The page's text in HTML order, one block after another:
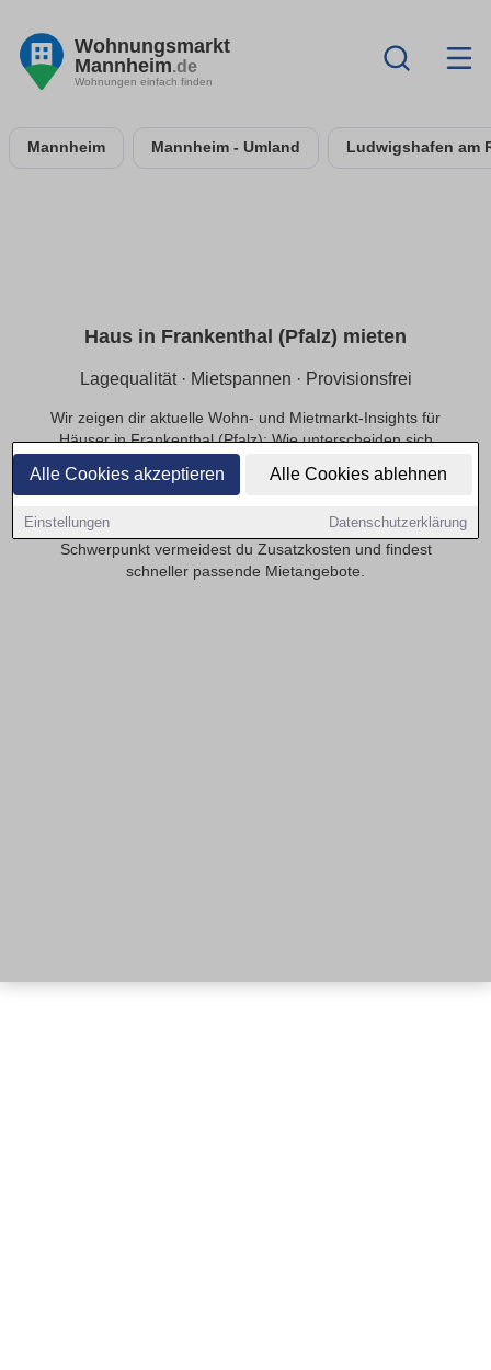
Alle Cookies akzeptieren Alle Cookies ablehnen
Einstellungen Datenschutzerklärung
Wohnungsmarkt
Mannheim.de
Wohnungen einfach finden
Mannheim Mannheim - Umland Ludwigshafen am
Haus in Frankenthal (Pfalz) mieten
Lagequalität · Mietspannen · Provisionsfrei
Wir zeigen dir aktuelle Wohn- und Mietmarkt-Insights für
Häuser in Frankenthal (Pfalz): Wie unterscheiden sich
Mietpreise innerhalb der Lage, welche Infrastruktur
beeinflusst die Nachfrage und welche Preisbereiche sind
Planung deiner monatlichen Kosten. Mit provisionsfrei als
Schwerpunkt vermeidest du Zusatzkosten und findest
schneller passende Mietangebote.